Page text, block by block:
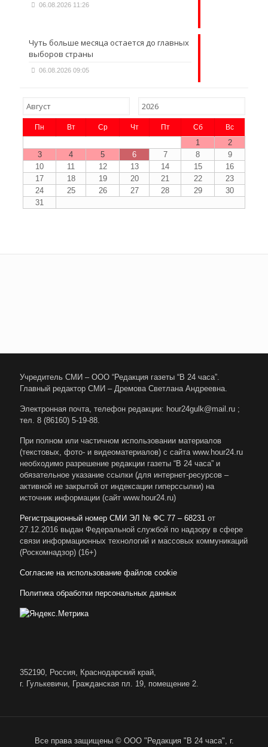
06.08.2026 11:26
Чуть больше месяца остается до главных
выборов страны
06.08.2026 09:05
Пн Вт Ср Чт Пт Сб Вс
1
2
3
4 5 6 7 8
9
10
11 12 13 14 15
16
17
18 19 20 21 22
23
24
25 26 27 28 29
30
31
Учредитель СМИ – ООО “Редакция газеты “В 24 часа”.
Главный редактор СМИ – Дремова Светлана Андреевна.
Электронная почта, телефон редакции: hour24gulk@mail.ru ;
тел. 8 (86160) 5-19-88.
При полном или частичном использовании материалов
(текстовых, фото- и видеоматериалов) с сайта www.hour24.ru
необходимо разрешение редакции газеты “В 24 часа” и
обязательное указание ссылки (для интернет-ресурсов –
активной не закрытой от индексации гиперссылки) на
источник информации (сайт www.hour24.ru)
Регистрационный номер СМИ ЭЛ № ФС 77 – 68231 от
27.12.2016 выдан Федеральной службой по надзору в сфере
связи информационных технологий и массовых коммуникаций
(Роскомнадзор) (16+)
Согласие на использование файлов cookie
Политика обработки персональных данных
352190, Россия, Краснодарский край,
г. Гулькевичи, Гражданская пл. 19, помещение 2.
Все права защищены © ООО "Редакция "В 24 часа", г.